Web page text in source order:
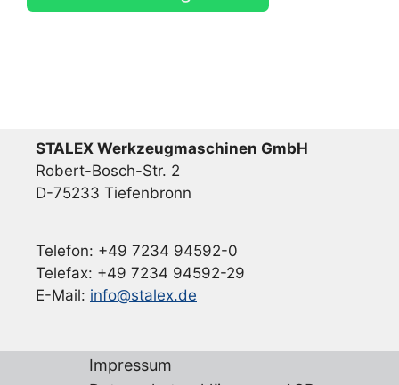
STALEX Werkzeugmaschinen GmbH
Robert-Bosch-Str. 2
D-75233 Tiefenbronn
Telefon: +49 7234 94592-0
Telefax: +49 7234 94592-29
E-Mail: info@stalex.de
Impressum